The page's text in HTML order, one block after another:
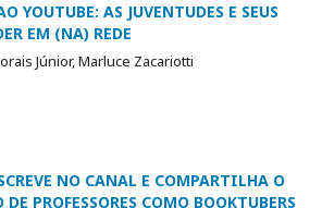
YOUTUBE: AS JUVENTUDES E SEUS
EM (NA) REDE
Júnior, Marluce Zacariotti
NO CANAL E COMPARTILHA O
PROFESSORES COMO BOOKTUBERS